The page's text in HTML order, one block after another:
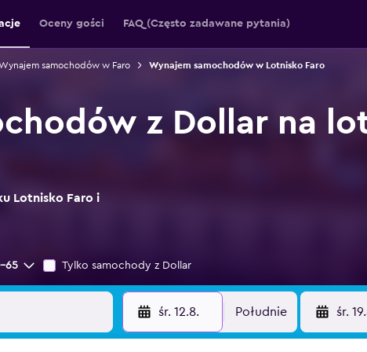
Oceny gości FAQ (Często zadawane pytania)
samochodów w Faro Wynajem samochodów w Lotnisko Faro
z Dollar na
Lotnisko Faro i
65 Tylko samochody z Dollar
śr. 12.8. Południe śr.